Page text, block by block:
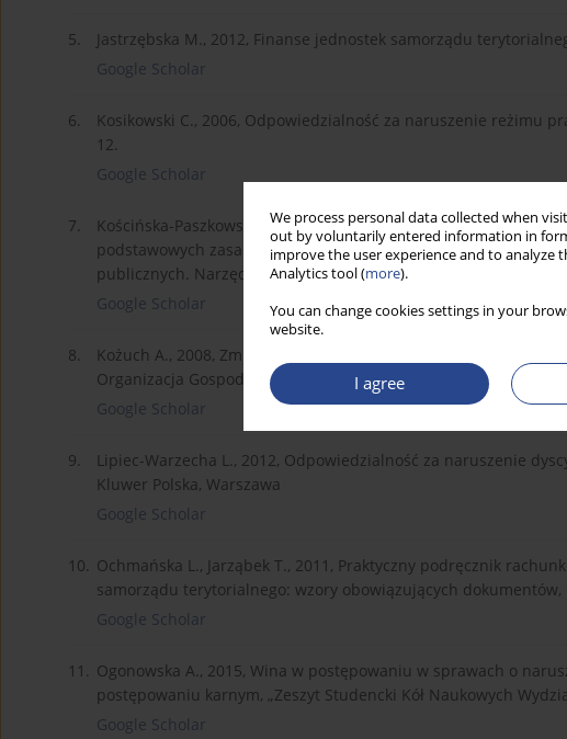
We process personal data collected when
out by voluntarily entered information in
improve the user experience and to analyze
Analytics tool (more).
You can change cookies settings in your
website.
I agree
5.
Jastrzębska M., 2012, Finanse jednostek samorządu
Google Scholar
6.
Kosikowski C., 2006, Odpowiedzialność za naruszenie reżimu
12.
Google Scholar
7.
Kościńska-Paszkowska A., Bolek T., 2013, Katalog naruszeń
podstawowych zasad zarządzania finansami publicznymi, [w:]
publicznych. Narzędzie prawidłowej gospodarki sektora
Google Scholar
8.
Kożuch A., 2008, Zmiany w zarządzaniu finansami lokalnymi,
Organizacja Gospodarki Żywnościowej”, nr 65.
Google Scholar
9.
Lipiec-Warzecha L., 2012, Odpowiedzialność za naruszenie
Kluwer Polska, Warszawa
Google Scholar
10. Ochmańska L., Jarząbek T., 2011, Praktyczny podręcznik
samorządu terytorialnego: wzory obowiązujących dokumentów,
Google Scholar
11. Ogonowska A., 2015, Wina w postępowaniu w sprawach o
postępowaniu karnym, „Zeszyt Studencki Kół Naukowych
Google Scholar